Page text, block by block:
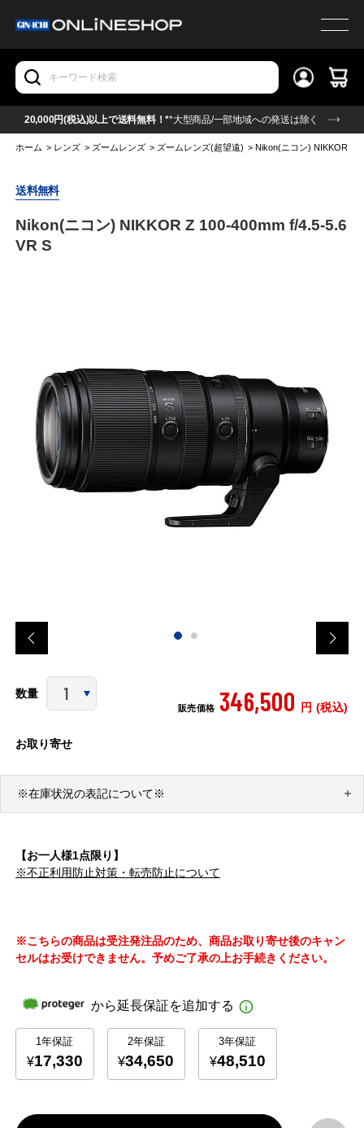
20,000円(税込)以上で送料無料！**大型商品/一部地域への発送は除く
ホーム > レンズ > ズームレンズ > ズームレンズ(超望遠) >Nikon(ニコン) NIKKOR Z
送料無料
Nikon(ニコン) NIKKOR Z 100-400mm f/4.5-5.6
VR S
数量
販売価格 346,500 円 (税込)
お取り寄せ
※在庫状況の表記について※
【お一人様1点限り】
※不正利用防止対策・転売防止について
※こちらの商品は受注発注品のため、商品お取り寄せ後のキャン
セルはお受けできません。予めご了承の上お手続きください。